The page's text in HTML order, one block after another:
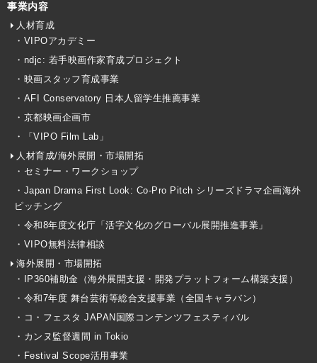
事業内容
人材育成
・VIPOアカデミー
・ndjc: 若手映画作家育成プロジェクト
・映画スタッフ育成事業
・AFI Conservatory 日本人留学生推薦事業
・京都映画企画市
・「VIPO Film Lab」
人材育成/海外展開・市場開拓
・セミナー・ワークショップ
・Japan Drama First Look: Co-Pro Pitch シリーズドラマ企画海外
ピッチング
・令和8年度文化庁「活字文化のグローバル展開推進事業」
・VIPO無料法律相談
海外展開・市場開拓
・IP360補助金（海外展開支援・開発プラットフォーム構築支援）
・令和7年度 舞台芸術等総合支援事業（全国キャラバン）
・コ・フェスタ JAPAN国際コンテンツフェスティバル
・カンヌ監督週間 in Tokio
・Festival Scope活用事業